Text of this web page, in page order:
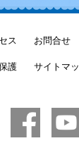
ネスを全力で応
ス お問合せ
護
サイトマ